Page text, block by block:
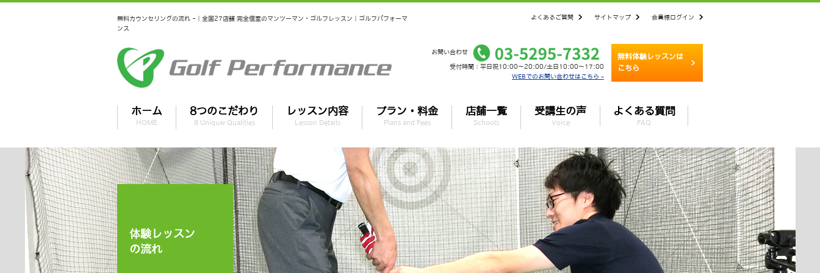
無料カウンセリングの流れ -｜全国27店舗 完全個室のマンツーマン・ゴルフレッスン｜ゴルフパフォーマ
ンス
よくあるご質問 サイトマップ 会員様ログイン
お問い合わせ
受付時間：平日祝10:00～20:00/土日10:00～17:00
WEBでのお問い合わせはこちら »
無料体験レッスンは
こちら
ホーム
HOME
8つのこだわり
8 Uniquw Qualities
レッスン内容
Lesson Details
プラン・料金
Plans and Fees
店舗一覧
Schools
受講生の声
Voice
よくある質問
FAQ
体験レッスン
の流れ